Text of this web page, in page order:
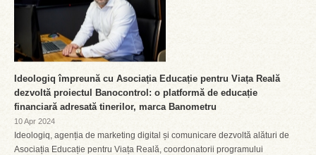
Ideologiq împreună cu Asociația Educație pentru Viața Reală
dezvoltă proiectul Banocontrol: o platformă de educație
financiară adresată tinerilor, marca Banometru
10 Apr 2024
Ideologiq, agenția de marketing digital și comunicare dezvoltă alături de
Asociația Educație pentru Viața Reală, coordonatorii programului